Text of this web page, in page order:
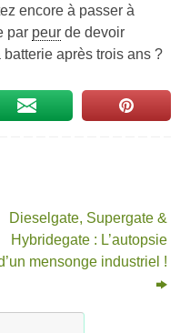
encore à passer à
par peur de devoir
batterie après trois ans ?
Dieselgate, Supergate &
Hybridegate : L’autopsie
mensonge industriel !